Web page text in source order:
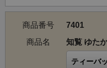
やぶきたに次いで日本で2
たよりも収穫が早い早生（
耐寒性が弱いので、温暖な
児島県、宮崎県で多く栽培
商品番号
7401
商品名
知覧 ゆた